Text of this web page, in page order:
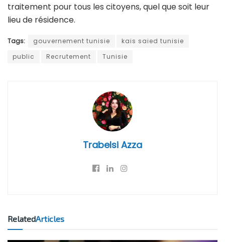
traitement pour tous les citoyens, quel que soit leur
lieu de résidence.
Tags: gouvernement tunisie
kais saied tunisie
public
Recrutement Tunisie
Trabelsi Azza
RelatedArticles